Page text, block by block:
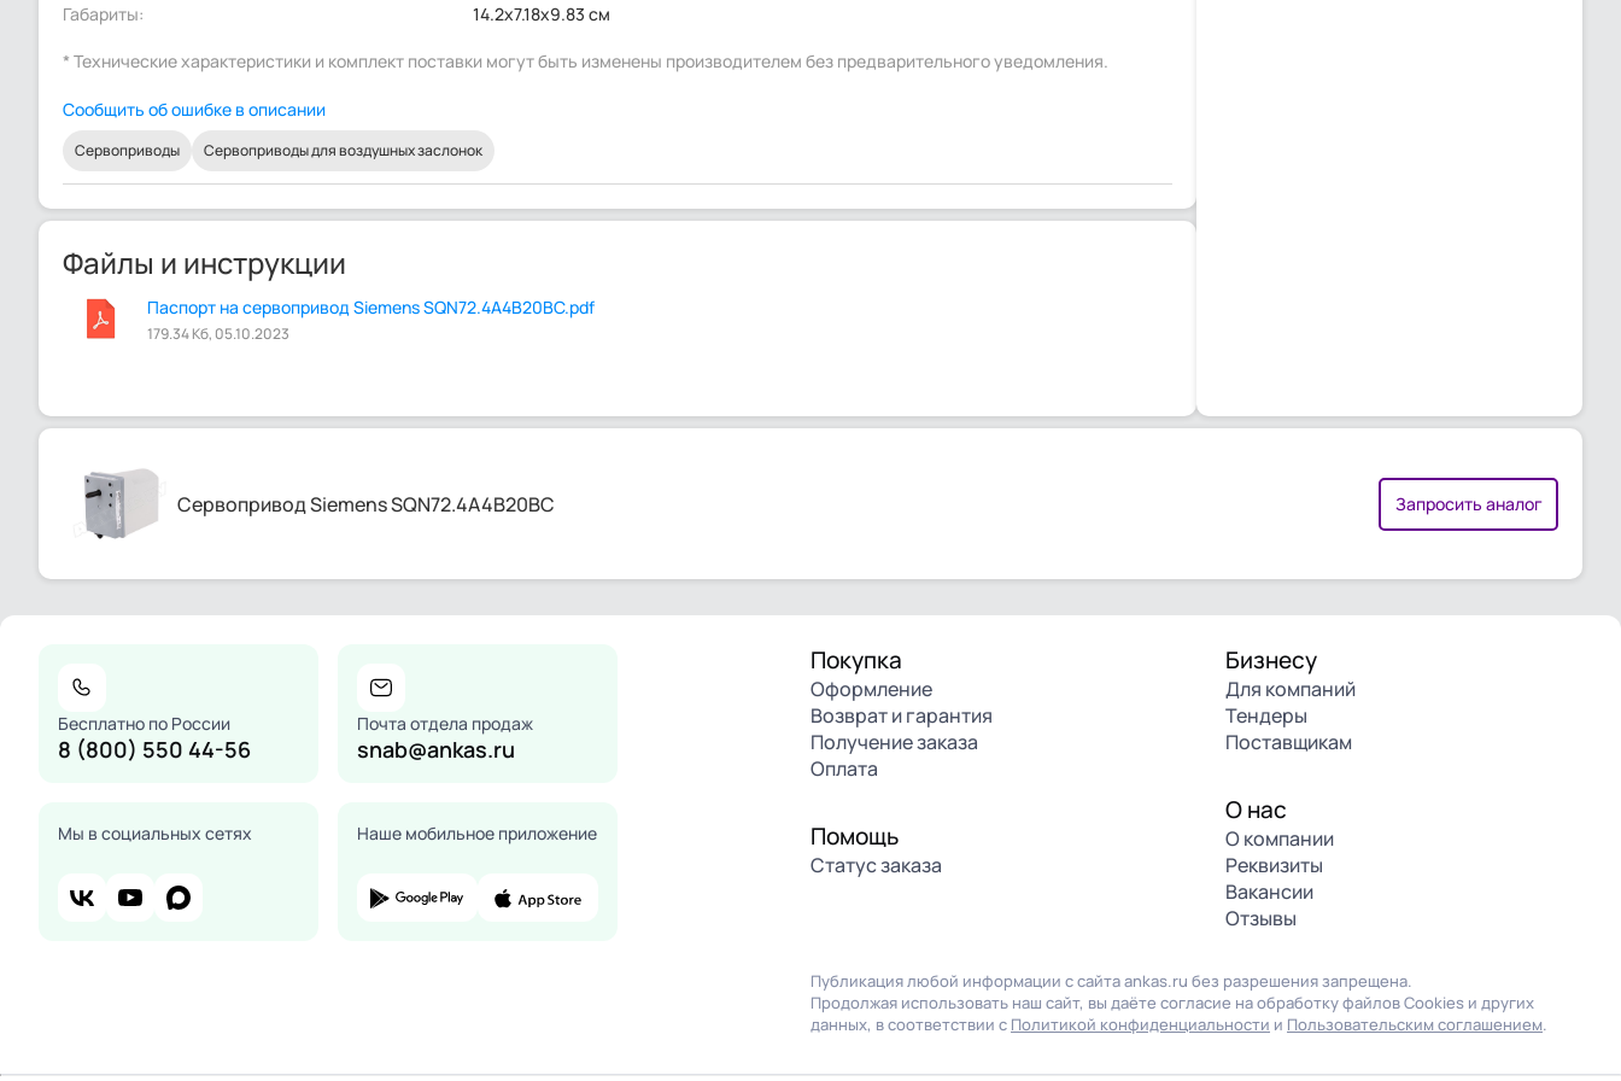
Габариты:
14.2x7.18x9.83 см
* Технические характеристики и комплект поставки могут быть изменены производителем без предварительного уведомления.
Сообщить об ошибке в описании
Сервоприводы Сервоприводы для воздушных заслонок
Файлы и инструкции
Паспорт на сервопривод Siemens SQN72.4A4B20BC.pdf
179.34 Кб, 05.10.2023
Сервопривод Siemens SQN72.4A4B20BC Запросить аналог
Бесплатно по России
8 (800) 550 44-56
Почта отдела продаж
snab@ankas.ru
Мы в социальных сетях Наше мобильное приложение
Покупка
Оформление
Возврат и гарантия
Получение заказа
Оплата
Помощь
Статус заказа
Бизнесу
Для компаний
Тендеры
Поставщикам
О нас
О компании
Реквизиты
Вакансии
Отзывы
Публикация любой информации с сайта ankas.ru без разрешения запрещена.
Продолжая использовать наш сайт, вы даёте согласие на обработку файлов Cookies и других
данных, в соответствии с Политикой конфиденциальности и Пользовательским соглашением.